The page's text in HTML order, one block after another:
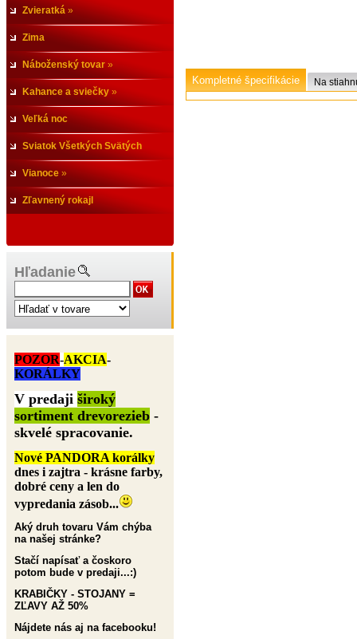
Zvieratká »
Zima
Náboženský tovar »
Kahance a sviečky »
Veľká noc
Sviatok Všetkých Svätých
Vianoce »
Zľavnený rokajl
Hľadanie
POZOR-AKCIA-
KORÁLKY
V predaji široký
sortiment drevorezieb -
skvelé spracovanie.
Nové PANDORA korálky
dnes i zajtra - krásne farby,
dobré ceny a len do
vypredania zásob...
Aký druh tovaru Vám chýba
na našej stránke?
Stačí napísať a čoskoro
potom bude v predaji...:)
KRABIČKY - STOJANY =
ZĽAVY AŽ 50%
Nájdete nás aj na facebooku!
Kompletné špecifikácie Na